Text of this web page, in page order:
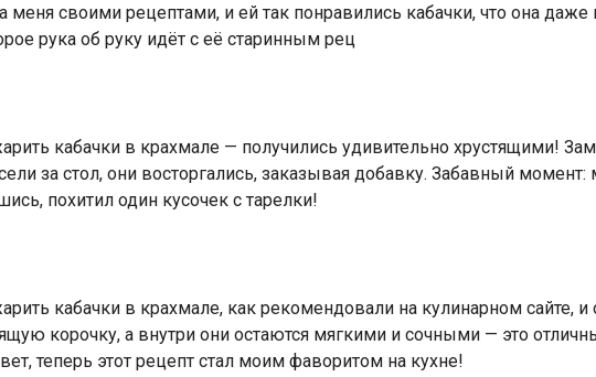
меня своими рецептами, и ей так понравились кабачки, что она
рука об руку идёт с её старинным рец
кабачки в крахмале — получились удивительно хрустящими!
за стол, они восторгались, заказывая добавку. Забавный
похитил один кусочек с тарелки!
кабачки в крахмале, как рекомендовали на кулинарном сайте,
корочку, а внутри они остаются мягкими и сочными — это
теперь этот рецепт стал моим фаворитом на кухне!